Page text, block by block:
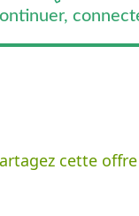
cette offre